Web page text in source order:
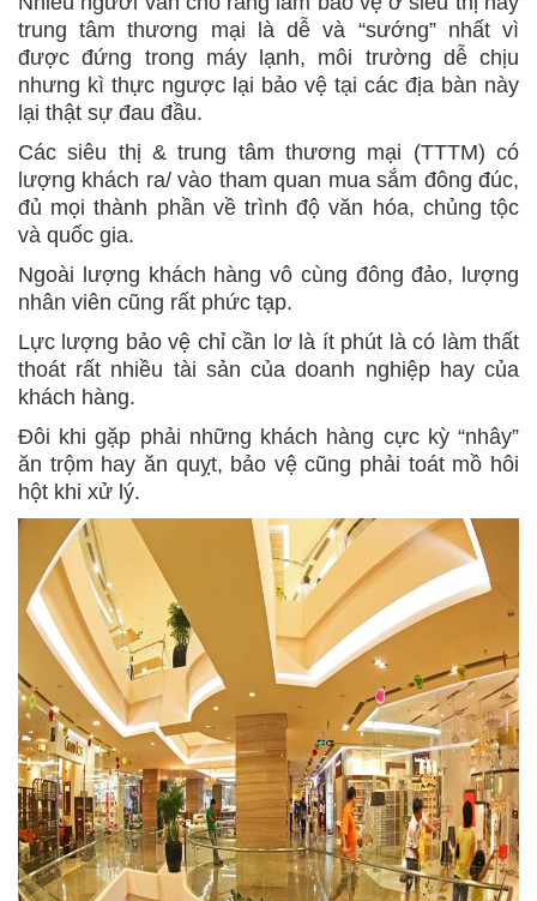
trung tâm thương mại là dễ và “sướng” nhất vì
được đứng trong máy lạnh, môi trường dễ chịu
nhưng kì thực ngược lại bảo vệ tại các địa bàn này
lại thật sự đau đầu.
Các siêu thị & trung tâm thương mại (TTTM) có
lượng khách ra/ vào tham quan mua sắm đông đúc,
đủ mọi thành phần về trình độ văn hóa, chủng tộc
và quốc gia.
Ngoài lượng khách hàng vô cùng đông đảo, lượng
nhân viên cũng rất phức tạp.
Lực lượng bảo vệ chỉ cần lơ là ít phút là có làm thất
thoát rất nhiều tài sản của doanh nghiệp hay của
khách hàng.
Đôi khi gặp phải những khách hàng cực kỳ “nhây”
ăn trộm hay ăn quỵt, bảo vệ cũng phải toát mồ hôi
hột khi xử lý.